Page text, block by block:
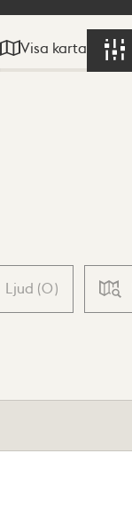
Visa karta
Ljud (0)